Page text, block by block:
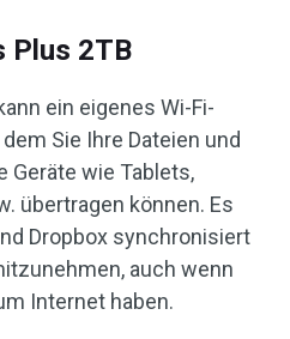
Plus 2TB
ein eigenes Wi-Fi-
Sie Ihre Dateien und
Geräte wie Tablets,
übertragen können. Es
Dropbox synchronisiert
auch wenn
Internet haben.